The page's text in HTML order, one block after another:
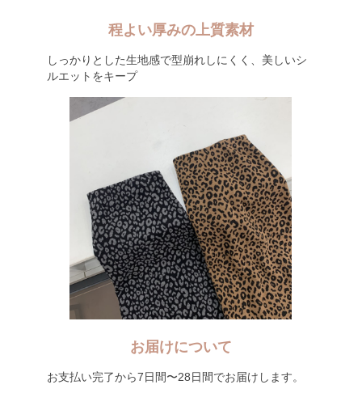
程よい厚みの上質素材
しっかりとした生地感で型崩れしにくく、美しいシ
ルエットをキープ
お届けについて
お支払い完了から7日間〜28日間でお届けします。